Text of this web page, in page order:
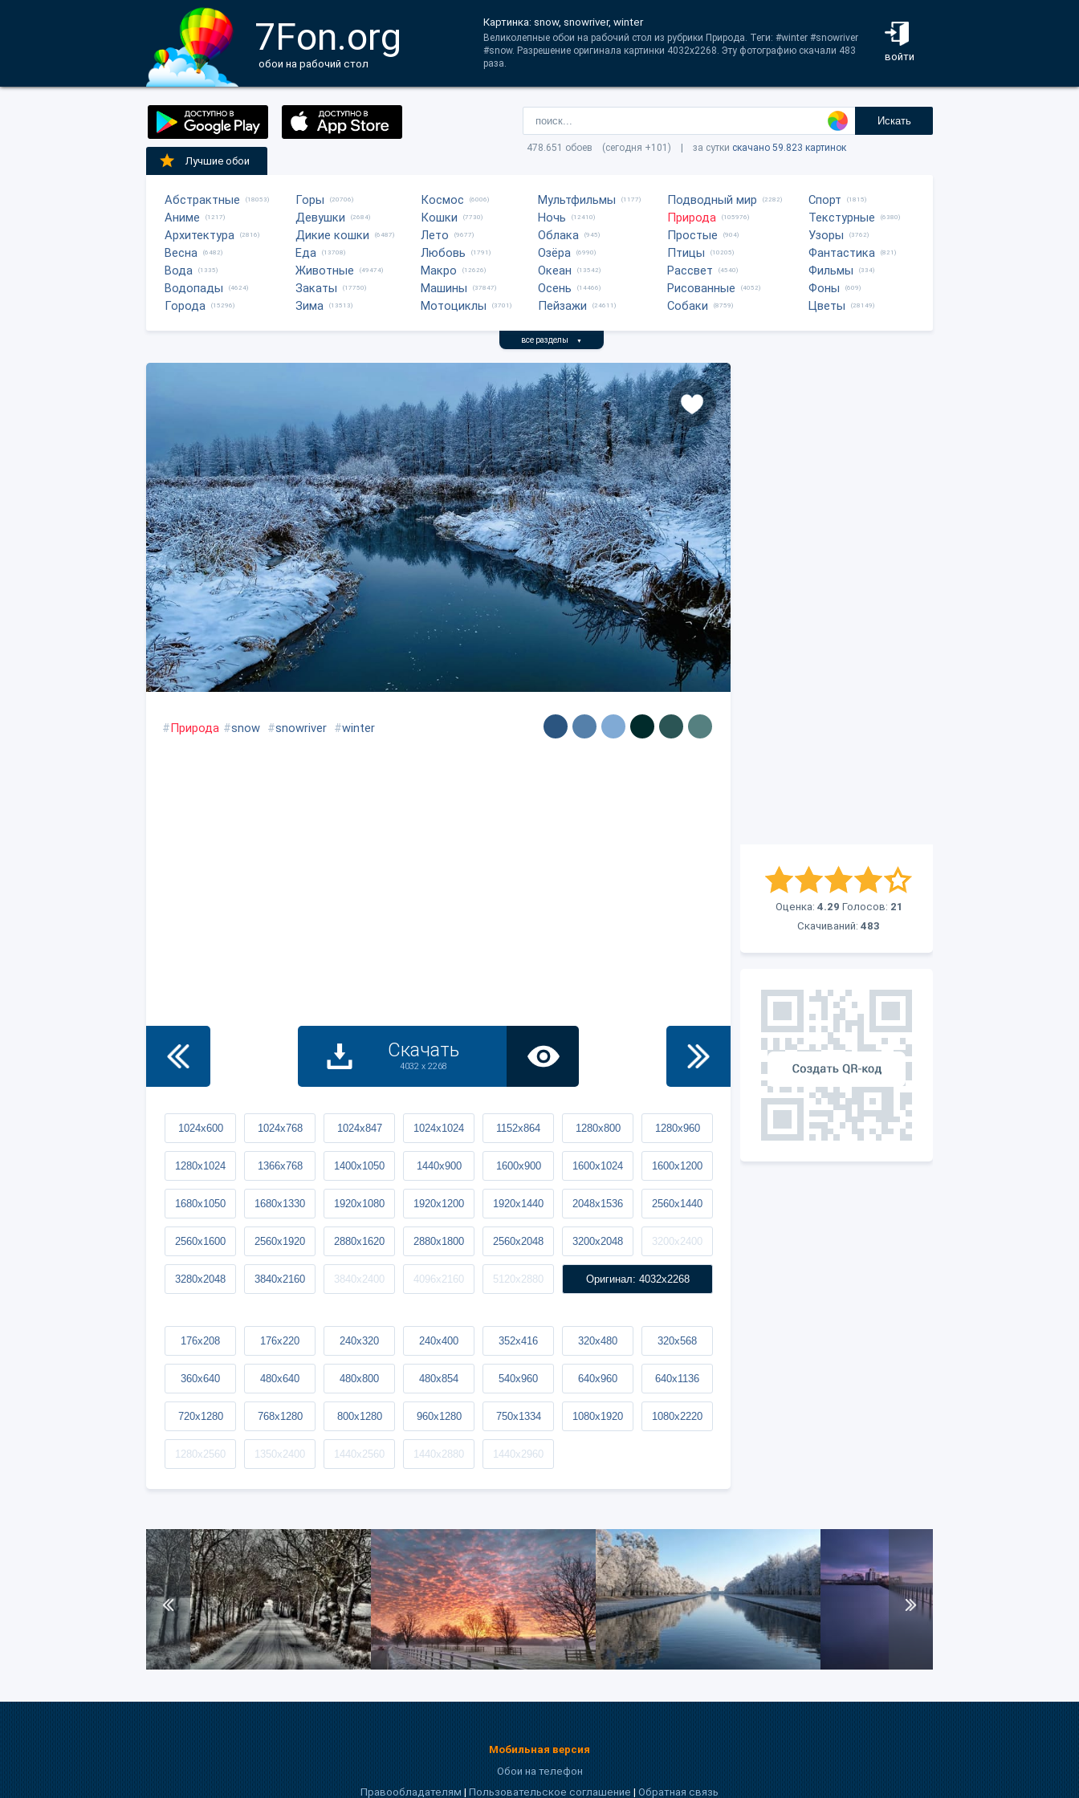
7Fon.org
обои на рабочий стол
войти
Картинка: snow, snowriver, winter
Великолепные обои на рабочий стол из рубрики Природа. Теги: #winter #snowriver
#snow. Разрешение оригинала картинки 4032x2268. Эту фотографию скачали 483
раза.
Искать
478.651 обоев (сегодня +101) | за сутки скачано 59.823 картинок
Лучшие обои
Абстрактные (18053)
Аниме (1217)
Архитектура (2816)
Весна (6482)
Вода (1335)
Водопады (4624)
Города (15296)
Горы (20706)
Девушки (2684)
Дикие кошки (6487)
Еда (13708)
Животные (49474)
Закаты (17750)
Зима (13513)
Космос (6006)
Кошки (7730)
Лето (9677)
Любовь (1791)
Макро (12626)
Машины (37847)
Мотоциклы (3701)
Мультфильмы (1177)
Ночь (12410)
Облака (945)
Озёра (6990)
Океан (13542)
Осень (14466)
Пейзажи (24611)
Подводный мир (2282)
Природа (105976)
Простые (904)
Птицы (10205)
Рассвет (4540)
Рисованные (4052)
Собаки (8759)
Спорт (1815)
Текстурные (6380)
Узоры (3762)
Фантастика (821)
Фильмы (334)
Фоны (609)
Цветы (28149)
все разделы ▼
Оценка: 4.29 Голосов: 21
Скачиваний: 483
#Природа #snow #snowriver #winter
Скачать
4032 x 2268
1024x600 1024x768 1024x847 1024x1024 1152x864 1280x800 1280x960
1280x1024 1366x768 1400x1050 1440x900 1600x900 1600x1024 1600x1200
1680x1050 1680x1330 1920x1080 1920x1200 1920x1440 2048x1536 2560x1440
2560x1600 2560x1920 2880x1620 2880x1800 2560x2048 3200x2048 3200x2400
3280x2048 3840x2160 3840x2400 4096x2160 5120x2880 Оригинал: 4032x2268
176x208 176x220 240x320 240x400 352x416 320x480 320x568
360x640 480x640 480x800 480x854 540x960 640x960 640x1136
720x1280 768x1280 800x1280 960x1280 750x1334 1080x1920 1080x2220
1280x2560 1350x2400 1440x2560 1440x2880 1440x2960
Мобильная версия
Обои на телефон
Правообладателям|Пользовательское соглашение|Обратная связь